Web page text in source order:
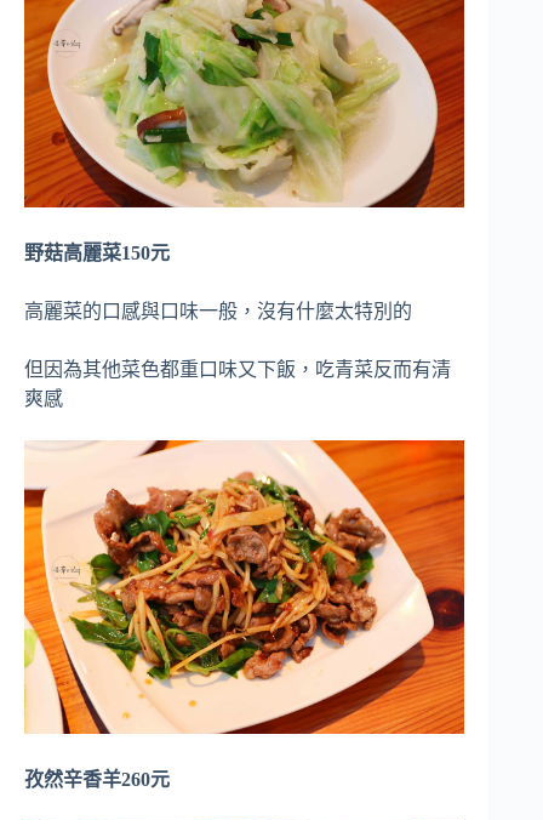
野菇高麗菜150元
高麗菜的口感與口味一般，沒有什麼太特別的
但因為其他菜色都重口味又下飯，吃青菜反而有清
爽感
孜然辛香羊260元